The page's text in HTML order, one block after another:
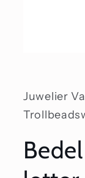
modaal
Juwelier